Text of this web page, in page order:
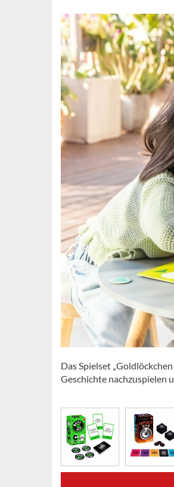
Das Spielset
Geschichte nachzuspielen